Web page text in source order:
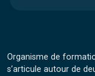
Organisme de
s’articule autour de